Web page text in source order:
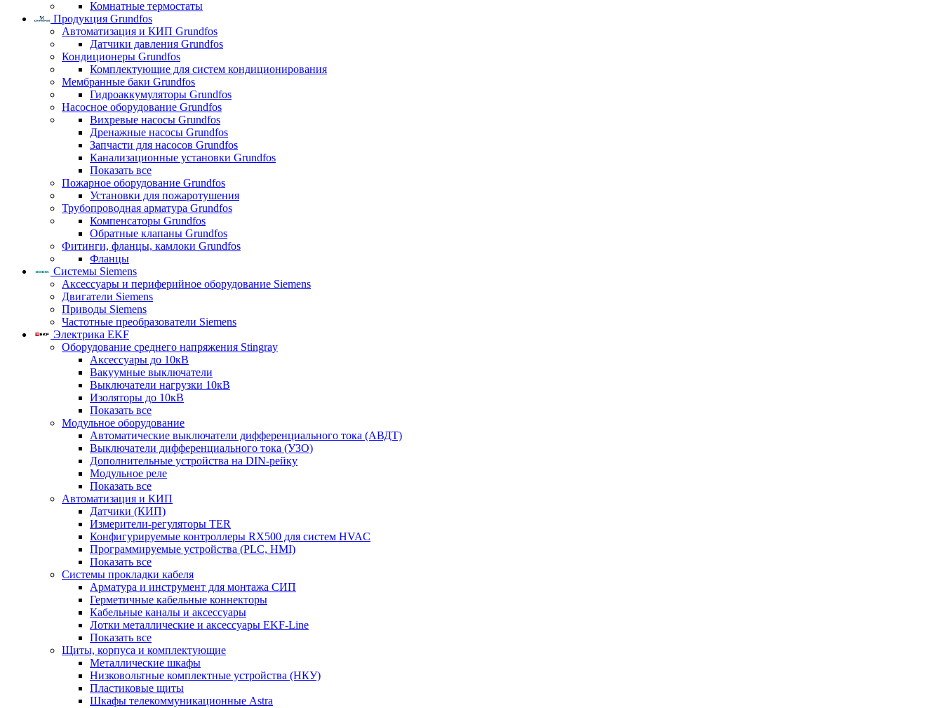
Комнатные термостаты
Продукция Grundfos
Автоматизация и КИП Grundfos
Датчики давления Grundfos
Кондиционеры Grundfos
Комплектующие для систем кондиционирования
Мембранные баки Grundfos
Гидроаккумуляторы Grundfos
Насосное оборудование Grundfos
Вихревые насосы Grundfos
Дренажные насосы Grundfos
Запчасти для насосов Grundfos
Канализационные установки Grundfos
Показать все
Пожарное оборудование Grundfos
Установки для пожаротушения
Трубопроводная арматура Grundfos
Компенсаторы Grundfos
Обратные клапаны Grundfos
Фитинги, фланцы, камлоки Grundfos
Фланцы
Системы Siemens
Аксессуары и периферийное оборудование Siemens
Двигатели Siemens
Приводы Siemens
Частотные преобразователи Siemens
Электрика EKF
Оборудование среднего напряжения Stingray
Аксессуары до 10кВ
Вакуумные выключатели
Выключатели нагрузки 10кВ
Изоляторы до 10кВ
Показать все
Модульное оборудование
Автоматические выключатели дифференциального тока (АВДТ)
Выключатели дифференциального тока (УЗО)
Дополнительные устройства на DIN-рейку
Модульное реле
Показать все
Автоматизация и КИП
Датчики (КИП)
Измерители-регуляторы TER
Конфигурируемые контроллеры RX500 для систем HVAC
Программируемые устройства (PLC, HMI)
Показать все
Системы прокладки кабеля
Арматура и инструмент для монтажа СИП
Герметичные кабельные коннекторы
Кабельные каналы и аксессуары
Лотки металлические и аксессуары EKF-Line
Показать все
Щиты, корпуса и комплектующие
Металлические шкафы
Низковольтные комплектные устройства (НКУ)
Пластиковые щиты
Шкафы телекоммуникационные Astra